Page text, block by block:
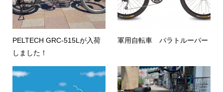
PELTECH GRC-515Lが入荷
しました！
軍用自転車 パラトルーパー